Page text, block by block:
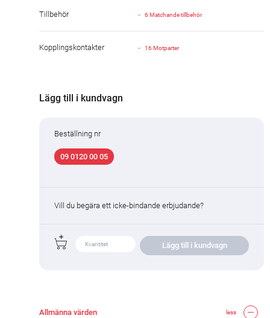
Tillbehör 6 Matchande tillbehör
Kopplingskontakter 16 Motparter
Lägg till i kundvagn
Beställning nr
09 0120 00 05
Vill du begära ett icke-bindande erbjudande?
Lägg till i kundvagn
Allmänna värden less